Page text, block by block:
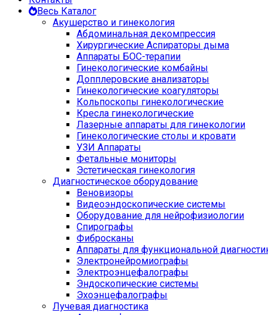
Весь Каталог
Акушерство и гинекология
Абдоминальная декомпрессия
Хирургические Аспираторы дыма
Аппараты БОС-терапии
Гинекологические комбайны
Допплеровские анализаторы
Гинекологические коагуляторы
Кольпоскопы гинекологические
Кресла гинекологические
Лазерные аппараты для гинекологии
Гинекологические столы и кровати
УЗИ Аппараты
Фетальные мониторы
Эстетическая гинекология
Диагностическое оборудование
Веновизоры
Видеоэндоскопические системы
Оборудование для нейрофизиологии
Спирографы
Фибросканы
Аппараты для функциональной
Электронейромиографы
Электроэнцефалографы
Эндоскопические системы
Эхоэнцефалографы
Лучевая диагностика